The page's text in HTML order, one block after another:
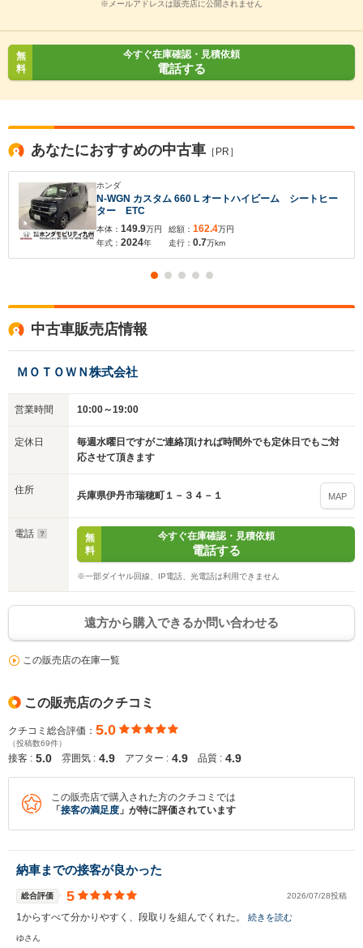
※メールアドレスは販売店に公開されません
無
料
今すぐ在庫確認・見積依頼
電話する
あなたにおすすめの中古車 ［PR］
ホンダ
N-WGN カスタム 660 L オートハイビーム シートヒー
ター ETC
本体： 149.9万円
年式： 2024年
総額： 162.4万円
走行： 0.7万km
中古車販売店情報
ＭＯＴＯＷＮ株式会社
営業時間 10:00～19:00
定休日
毎週水曜日ですがご連絡頂ければ時間外でも定休日でもご対
応させて頂きます
住所 兵庫県伊丹市瑞穂町１－３４－１ MAP
電話
無
料
今すぐ在庫確認・見積依頼
電話する
※一部ダイヤル回線、IP電話、光電話は利用できません
遠方から購入できるか問い合わせる
この販売店の在庫一覧
この販売店のクチコミ
クチコミ総合評価： 5.0
（投稿数69件）
接客 : 5.0 雰囲気 : 4.9 アフター : 4.9 品質 : 4.9
この販売店で購入された方のクチコミでは
「 接客の満足度 」が特に評価されています
納車までの接客が良かった
総合評価 5 2026/07/28投稿
1からすべて分かりやすく、段取りを組んでくれた。 続きを読む
ゆさん
いいえ